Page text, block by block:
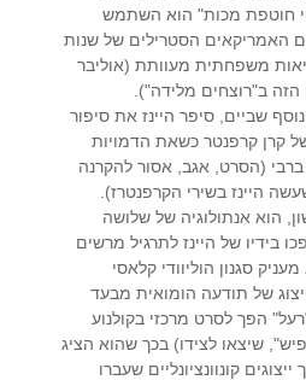
חוטפת מכות" הוא השתמש
האמריקאים הסטרילים של שנות
משפחתית מעוותת (אוליבר
הזה ב"רוצחים מלידה").
שביים, סיפר היינז את סיפור
קרן קרפנטר כשאת הדמויות
(הסרט, אגב, אסור להקרנה
היינז בשירי הקרפנטרז).
הוא אנתולוגיה של שלושה
בידיו של היינז לתרגיל מרשים
סגנון הוליוודי קלאסי
ייצוג של תודעה הומואית מבעד
הפך לסרט מרכזי בקולנוע
פיש", שיצאו לצידו) בכך שהוא הציג
קונוונציונליים שעברו